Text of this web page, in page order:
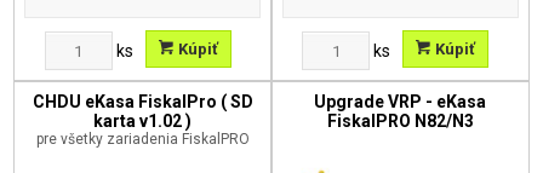
ks Kúpiť ks Kúpiť
CHDU eKasa FiskalPro ( SD
karta v1.02 )
pre všetky zariadenia FiskalPRO
Upgrade VRP - eKasa
FiskalPRO N82/N3